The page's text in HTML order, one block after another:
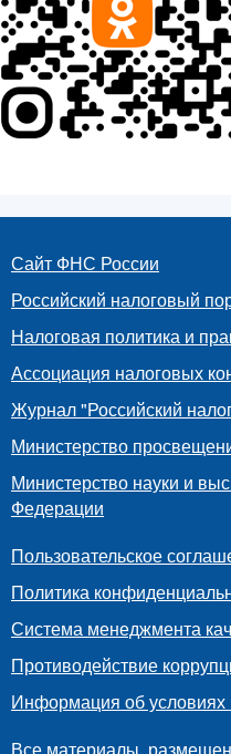
Сайт ФНС России
Российский налоговый
Налоговая политика и
Ассоциация налоговых
Журнал "Российский
Министерство
Министерство науки и
Федерации
Пользовательское
Политика
Система менеджмента
Противодействие
Информация об условиях